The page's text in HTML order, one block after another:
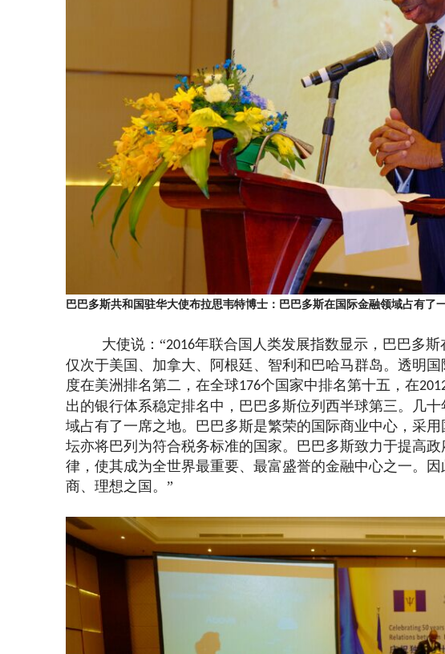
巴巴多斯共和国驻华大使布拉思韦特博士：巴巴多斯在国际金融领域占有了
大使说：“2016年联合国人类发展指数显示，巴巴多斯
仅次于美国、加拿大、阿根廷、智利和巴哈马群岛。透明
度在美洲排名第二，在全球176个国家中排名第十五，在
出的银行体系稳定排名中，巴巴多斯位列西半球第三。几
域占有了一席之地。巴巴多斯是繁荣的国际商业中心，采
坛亦将巴列为符合税务标准的国家。巴巴多斯致力于提高
律，使其成为全世界最重要、最富盛誉的金融中心之一。
商、理想之国。”